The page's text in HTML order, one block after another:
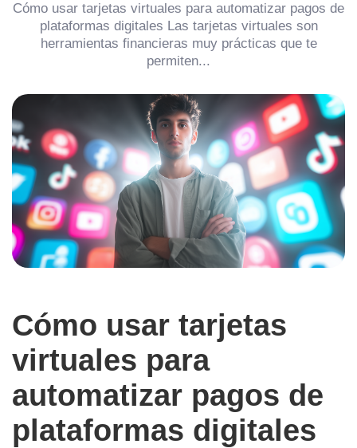
Cómo usar tarjetas virtuales para automatizar pagos de
plataformas digitales Las tarjetas virtuales son
herramientas financieras muy prácticas que te
permiten...
Cómo usar tarjetas
virtuales para
automatizar pagos de
plataformas digitales